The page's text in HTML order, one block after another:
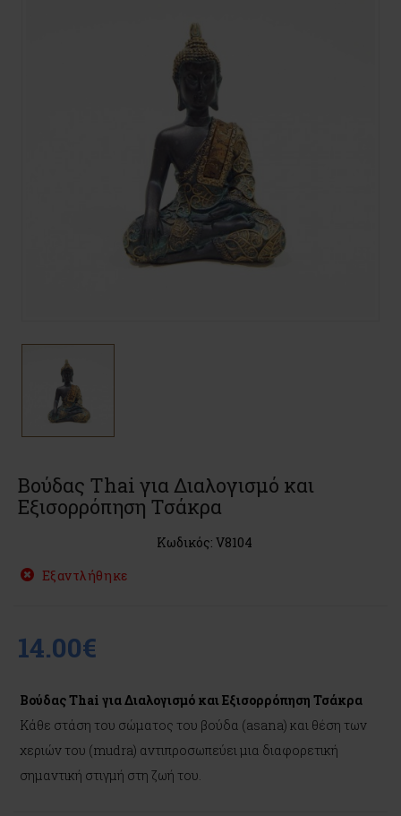
Βούδας Thai για Διαλογισμό και
Εξισορρόπηση Τσάκρα
Κωδικός: V8104
Εξαντλήθηκε
14.00€
Βούδας Thai για Διαλογισμό και Εξισορρόπηση Τσάκρα
Κάθε στάση του σώματος του βούδα (asana) και θέση των
χεριών του (mudra) αντιπροσωπεύει μια διαφορετική
σημαντική στιγμή στη ζωή του.